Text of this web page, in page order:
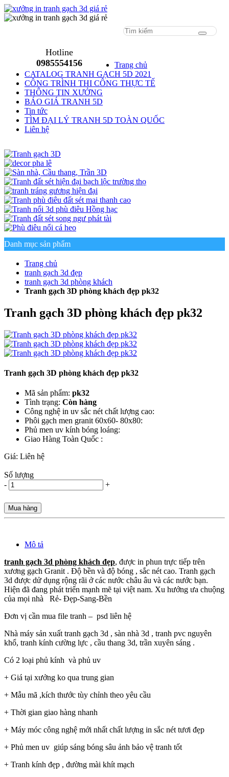
Hotline
0985554156
Trang chủ
CATALOG TRANH GẠCH 5D 2021
CÔNG TRÌNH THI CÔNG THỰC TẾ
THÔNG TIN XƯỞNG
BÁO GIÁ TRANH 5D
Tin tức
TÌM ĐẠI LÝ TRANH 5D TOÀN QUỐC
Liên hệ
Danh mục sản phẩm
Trang chủ
tranh gạch 3d đẹp
tranh gạch 3d phòng khách
Tranh gạch 3D phòng khách đẹp pk32
Tranh gạch 3D phòng khách đẹp pk32
Tranh gạch 3D phòng khách đẹp pk32
Mã sản phẩm: pk32
Tình trạng: Còn hàng
Công nghệ in uv sắc nét chất lượng cao:
Phôi gạch men granit 60x60- 80x80:
Phủ men uv kính bóng loáng:
Giao Hàng Toàn Quốc :
Giá: Liên hệ
Số lượng
-
+
Mua hàng
Mô tả
tranh gạch 3d phòng khách đẹp, được in phun trực tiếp trên
xương gạch Granit . Độ bền và độ bóng , sắc nét cao. Tranh gạch
3d được dử dụng rộng rãi ở các nước châu âu và các nước bạn.
Hiện đã đang phát triển mạnh mẽ tại việt nam. Xu hướng ưa chuộng
của mọi nhà Rẻ- Đẹp-Sang-Bền
Đơn vị cần mua file tranh – psd liên hệ
Nhà máy sản xuất tranh gạch 3d , sàn nhà 3d , tranh pvc nguyên
khổ, tranh kính cường lực , cầu thang 3d, trần xuyên sáng .
Có 2 loại phủ kính và phủ uv
+ Giá tại xưởng ko qua trung gian
+ Mẫu mã ,kích thước tùy chỉnh theo yêu cầu
+ Thời gian giao hàng nhanh
+ Máy móc công nghệ mới nhất chất lượng in sắc nét tươi đẹp
+ Phủ men uv giúp sáng bóng sâu ảnh bảo vệ tranh tốt
+ Tranh kính đẹp , đường mài khít mạch